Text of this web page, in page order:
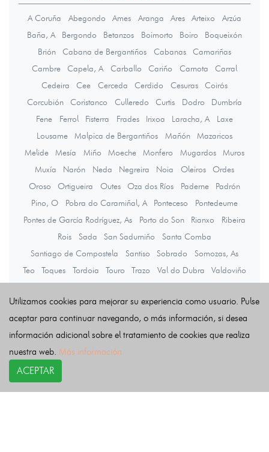
A Coruña Abegondo Ames Aranga Ares Arteixo
Arzúa
Baña, A
Bergondo Betanzos Boimorto Boiro
Boqueixón
Brión
Cabana de Bergantiños Cabanas
Camariñas
Cambre
Capela, A Carballo Cariño Carnota
Carral
Cedeira
Cee Cerceda Cerdido Cesuras
Coirós
Corcubión
Coristanco Culleredo Curtis Dodro
Dumbría
Fene
Ferrol Fisterra Frades Irixoa Laracha, A
Laxe
Lousame
Malpica de Bergantiños Mañón
Mazaricos
Melide
Mesía Miño Moeche Monfero Mugardos
Muros
Muxía
Narón Neda Negreira Noia Oleiros
Ordes
Oroso
Ortigueira Outes Oza dos Ríos Paderne
Padrón
Pino, O
Pobra do Caramiñal, A Ponteceso
Pontedeume
Pontes de García Rodríguez, As
Porto do Son Rianxo
Ribeira
Rois
Sada San Sadurniño
Santa Comba
Santiago de Compostela
Santiso Sobrado
Somozas, As
Teo
Toques Tordoia Touro Trazo Val do Dubra
Valdoviño
Últimas noticias
Utilizamos cookies para mejorar su experiencia como usuario. Pulse
aceptar para continuar navegando, o más información, si desea
información adicional sobre el tratamiento de cookies que realiza
nuestra web. Más información
ACEPTAR